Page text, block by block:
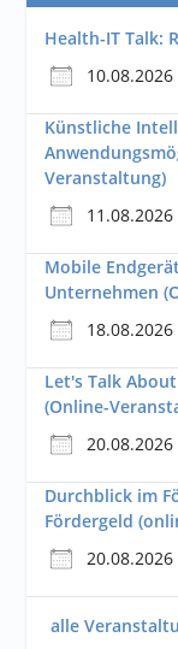
Health-IT Talk:
10.08.2026
Künstliche
Veranstaltung)
11.08.2026
Mobile
Unternehmen
18.08.2026
Let's Talk
(Online-
20.08.2026
Durchblick im
Fördergeld
20.08.2026
alle